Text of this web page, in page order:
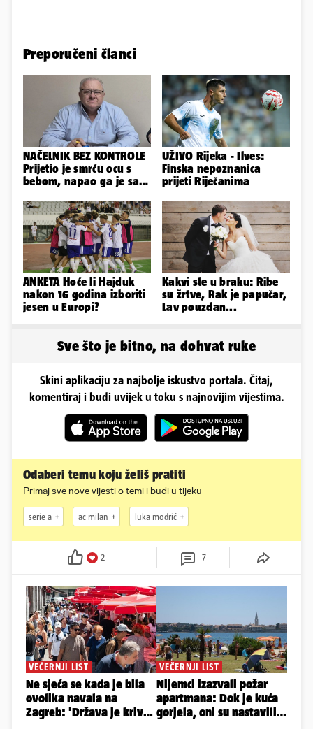
Preporučeni članci
NAČELNIK BEZ KONTROLE
Prijetio je smrću ocu s
bebom, napao ga je sa
UŽIVO Rijeka - Ilves:
Finska nepoznanica
prijeti Riječanima
ANKETA Hoće li Hajduk
nakon 16 godina izboriti
jesen u Europi?
Kakvi ste u braku: Ribe
su žrtve, Rak je papučar,
Lav pouzdan...
Sve što je bitno, na dohvat ruke
Skini aplikaciju za najbolje iskustvo portala. Čitaj,
komentiraj i budi uvijek u toku s najnovijim vijestima.
Odaberi temu koju želiš pratiti
Primaj sve nove vijesti o temi i budi u tijeku
serie a ac milan luka modrić
2 7